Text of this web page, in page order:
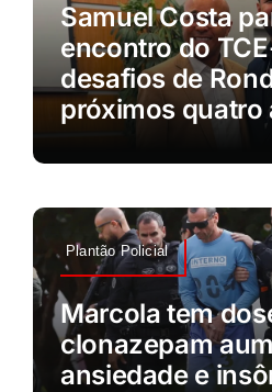
Samuel Costa
encontro do
desafios de
próximos quatro
Plantão Policial
Marcola tem
clonazepam
ansiedade e